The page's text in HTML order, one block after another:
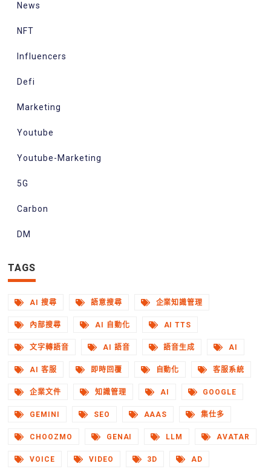
News
NFT
Influencers
Defi
Marketing
Youtube
Youtube-Marketing
5G
Carbon
DM
TAGS
AI 搜尋 語意搜尋 企業知識管理
內部搜尋 AI 自動化 AI TTS
文字轉語音 AI 語音 語音生成 AI
AI 客服 即時回覆 自動化 客服系統
企業文件 知識管理 AI GOOGLE
GEMINI SEO AAAS 集仕多
CHOOZMO GENAI LLM AVATAR
VOICE VIDEO 3D AD